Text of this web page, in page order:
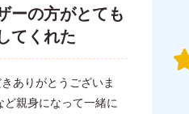
ーの方がとても
てくれた
ありがとうございま
親身になって一緒に